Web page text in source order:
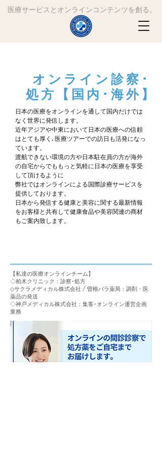
​医療サービスとオンラインコンテンツを創る。
オンライン診察･
処方【国内･海外】
​​日本の医療をオンラインを通して国内だけでは
なく世界に発信します。
近年アジアや中東において日本の医療への信頼
はとても厚く､医療ツアーでの訪日も活発になっ
ています。
渡航できない環境の方や日本駐在員の方が海外
の自宅からでももっと気軽に日本の医療を享受
して頂けるように
弊社ではオンラインによる国際診療サービスを
提供しております。
日本から発信する健康と美容に関する最新情報
をお客様と共有して健康食品や美容関連の商材
もご案内致します。
【私達の医療オンラインチーム】
◇柏木クリニック：診察･処方
◇サクラメディカル株式会社 / 曽根バラ薬局：調剤・医
薬品の発送
◇​神戸メディカル株式会社：集客･オンライン運営企画
業務